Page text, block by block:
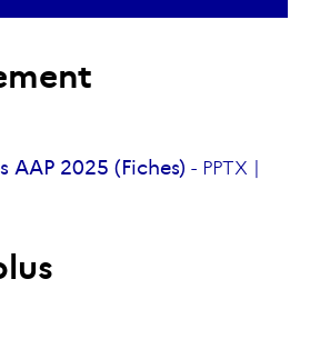
AAP 2025 (Fiches) - PPTX |